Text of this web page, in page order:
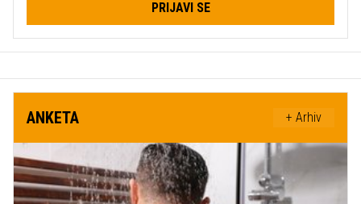
PRIJAVI SE
ANKETA + Arhiv